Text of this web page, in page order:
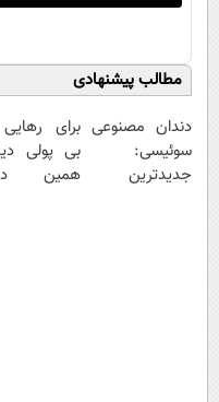
مطالب پیشنهادی
دندان مصنوعی
سوئیسی:
جدیدترین
برای
بی پولی
همین